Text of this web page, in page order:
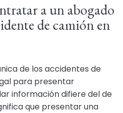
a un abogado
de camión en
de los accidentes de
para presentar
información difiere del de
que presentar una